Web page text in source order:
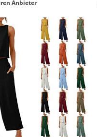
Anbieter